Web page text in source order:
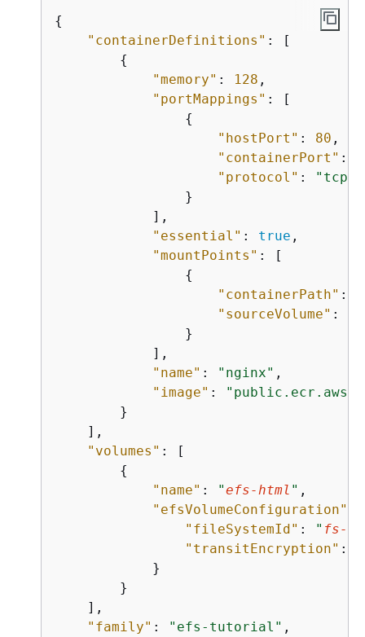
{
"containerDefinitions" : [
{
"memory" : 128 ,
"portMappings" : [
{
"hostPort" : 80 ,
"containerPort" :
"protocol" :
"tcp"
                }
            ],
"essential" : true ,
"mountPoints" : [
{
"containerPath" :
"sourceVolume" :
                }
            ],
"name" : "nginx" ,
"image" :
        }
    ],
"volumes" : [
{
"name" : "efs-html " ,
"efsVolumeConfiguration"
"fileSystemId" : " fs-
"transitEncryption" :
            }
        }
    ],
"family" : "efs-tutorial" ,